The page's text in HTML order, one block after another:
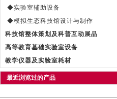
◆实验室辅助设备
◆模拟生态科技馆设计与制作
科技馆整体策划及科普互动展品
高等教育基础实验室设备
教学仪器及实验室耗材
最近浏览过的产品